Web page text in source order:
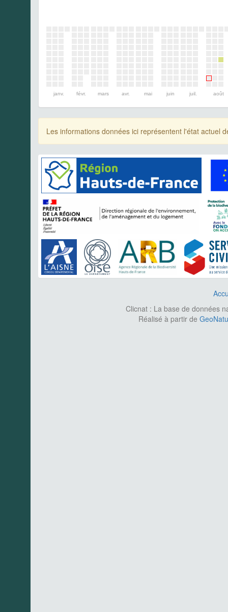
janv. févr. mars avr. mai juin juil. août
Les informations données ici représentent l'état actuel
Clicnat : La base de données
Réalisé à partir de